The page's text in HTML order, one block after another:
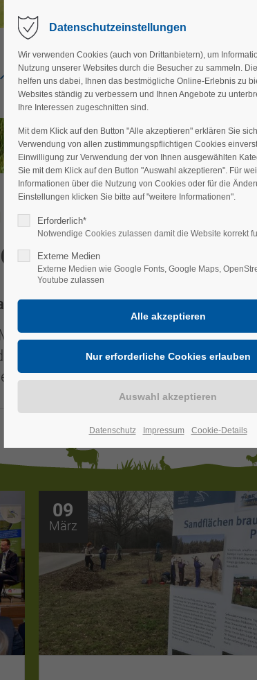
ANGEBOT VEREIN
e.V., sind der
bereits seit 1986. Bei jeglichen
wir Ihnen gerne mit Rat und Tat zur
09
März
Datenschutzeinstellungen
Wir verwenden Cookies (auch von Drittanbietern), um
Nutzung unserer Websites durch die Besucher zu sammeln.
helfen uns dabei, Ihnen das bestmögliche Online-Erlebnis zu
Websites ständig zu verbessern und Ihnen Angebote zu
Ihre Interessen zugeschnitten sind.
Mit dem Klick auf den Button "Alle akzeptieren" erklären Sie
Verwendung von allen zustimmungspflichtigen Cookies
Einwilligung zur Verwendung der von Ihnen ausgewählten
Sie mit dem Klick auf den Button "Auswahl akzeptieren". Für
Informationen über die Nutzung von Cookies oder für die
Einstellungen klicken Sie bitte auf "weitere Informationen".
Erforderlich*
Notwendige Cookies zulassen damit die Website korrekt
Externe Medien
Externe Medien wie Google Fonts, Google Maps,
Youtube zulassen
Datenschutz Impressum Cookie-Details